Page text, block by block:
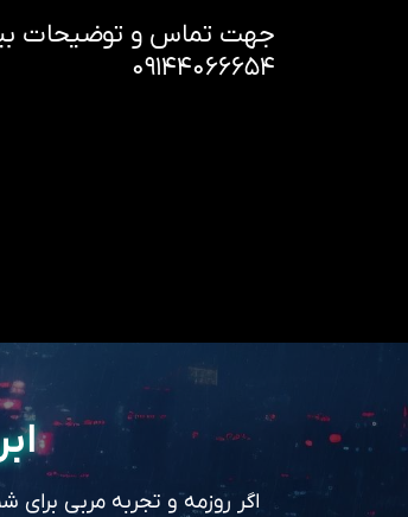
جهت تماس و توضیحات
۰۹۱۴۴۰۶۶۶۵۴
اگر روزمه و تجربه مربی